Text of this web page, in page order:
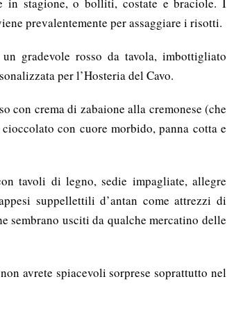
prevalentemente per assaggiare i risotti.
gradevole rosso da tavola, imbottigliato
per l’Hosteria del Cavo.
con crema di zabaione alla cremonese (che
con cuore morbido, panna cotta e
tavoli di legno, sedie impagliate, allegre
suppellettili d’antan come attrezzi di
sembrano usciti da qualche mercatino delle
avrete spiacevoli sorprese soprattutto nel